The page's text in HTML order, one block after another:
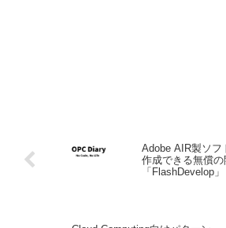
Adobe AIR製ソフ
作成できる無償
「FlashDevelop」